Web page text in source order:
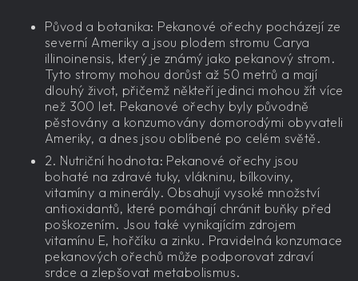
Původ a botanika: Pekanové ořechy pocházejí ze
severní Ameriky a jsou plodem stromu Carya
illinoinensis, který je známý jako pekanový strom.
Tyto stromy mohou dorůst až 50 metrů a mají
dlouhý život, přičemž někteří jedinci mohou žít více
než 300 let. Pekanové ořechy byly původně
pěstovány a konzumovány domorodými obyvateli
Ameriky, a dnes jsou oblíbené po celém světě.
2. Nutriční hodnota: Pekanové ořechy jsou
bohaté na zdravé tuky, vlákninu, bílkoviny,
vitamíny a minerály. Obsahují vysoké množství
antioxidantů, které pomáhají chránit buňky před
poškozením. Jsou také vynikajícím zdrojem
vitamínu E, hořčíku a zinku. Pravidelná konzumace
pekanových ořechů může podporovat zdraví
srdce a zlepšovat metabolismus.